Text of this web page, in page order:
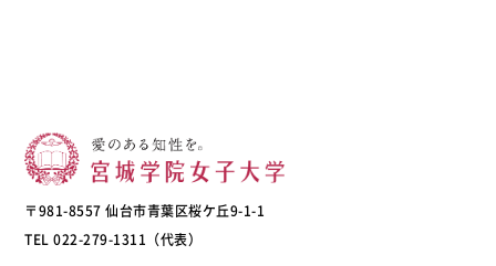
〒981-8557 仙台市青葉区桜ケ丘9-1-1
TEL 022-279-1311（代表）